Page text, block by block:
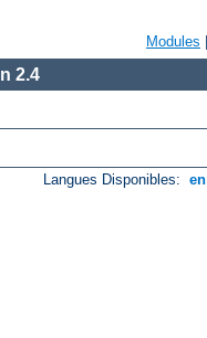
Modules
2.4
Langues Disponibles: en